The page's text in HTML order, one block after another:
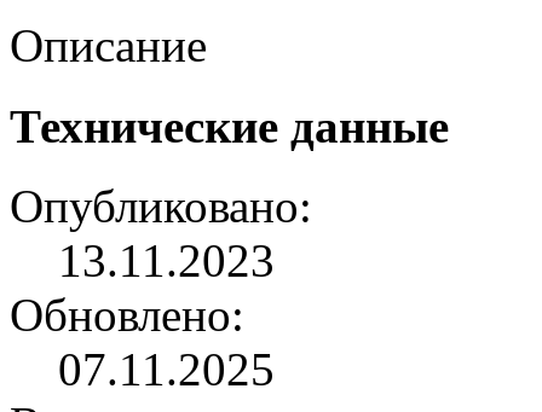
Описание
Технические данные
Опубликовано:
13.11.2023
Обновлено:
07.11.2025